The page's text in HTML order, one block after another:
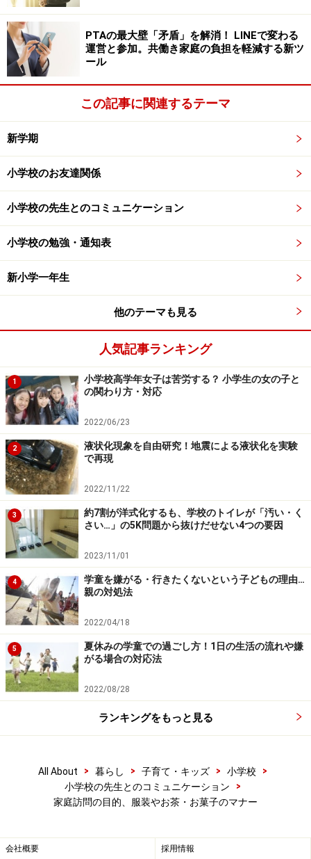
玄関に入られたら「どうぞ、おあがりくだ
さい」の一声を
以前の家庭訪問では、先生が家の中に上がられ、部屋で
懇談をする形式がほとんどでしたが、最近は玄関先での
立ち話で済まされることも多いようです。
先生が来られたら、「どうぞ、おあがりください」と一
腰掛けることをおすすめし、できれば座布団を置いた方
がよいでしょう。
座布団を置く場所は「左上右下」という日本の礼儀作法
があり、当事者から見て左側が上座、玄関の正面から見
ると右側が上座になります。最近はバリアフリーなど
で、玄関では座りにくい所もあるかもしれません。その
場合は部屋に上がられるか、立って話されるかは先生に
お部屋に通す場合は、床の間のある側、若しくは奥が上
座になり、そこへ座って頂くのがマナーです。いずれに
臨機応変に対応すればよいでしょう。
家庭訪問ではお茶はお出しするのがマナー
事前に子どもが持って帰ってくる家庭訪問の案内には、
「お茶等の接待は不要です」と、最近はほとんどが明記
されているでしょう。ですので、基本はお茶もお茶菓子
も不要です。
ですが一般的に来客があった時、お茶はお出しするのが
マナーです。ですのでお茶は出した方がよいでしょう。
出すタイミングは、先生をお部屋にお通し、座られた
ら、軽く挨拶を交わし、さっとキッチンへお茶を取りに
行く感じです。
家庭訪問は限られた短い時間ですので、来られる少し前
にお盆に並べ、準備しておきましょう。温かいお茶をお
おき、冷茶の場合は、冷蔵庫からお茶を取り出し、注ぐ
だけにしておきましょう。
PTAの最大壁「矛盾」を解消！ LINEで変わる
運営と参加。共働き家庭の負担を軽減する新ツ
ール
この記事に関連するテーマ
新学期
小学校のお友達関係
小学校の先生とのコミュニケーション
小学校の勉強・通知表
新小学一年生
他のテーマも見る
人気記事ランキング
1
小学校高学年女子は苦労する？ 小学生の女の子と
の関わり方・対応
2022/06/23
2
液状化現象を自由研究！地震による液状化を実験
で再現
2022/11/22
3
約7割が洋式化するも、学校のトイレが「汚い・く
さい…」の5K問題から抜けだせない4つの要因
2023/11/01
4
学童を嫌がる・行きたくないという子どもの理由…
親の対処法
2022/04/18
5
夏休みの学童での過ごし方！1日の生活の流れや嫌
がる場合の対応法
2022/08/28
ランキングをもっと見る
All About > 暮らし > 子育て・キッズ > 小学校
>
小学校の先生とのコミュニケーション
>
家庭訪問の目的、服装やお茶・お菓子のマナー
会社概要 採用情報